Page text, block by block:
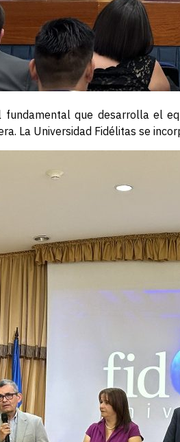
que desarrolla el
La Universidad Fidélitas se